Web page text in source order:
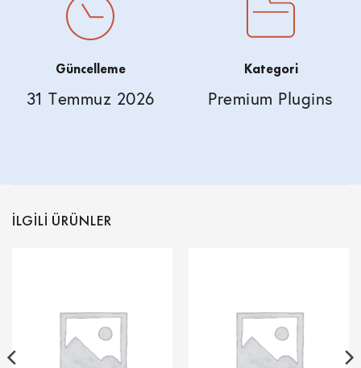
Güncelleme
31 Temmuz 2026
Kategori
Premium Plugins
İLGILI ÜRÜNLER